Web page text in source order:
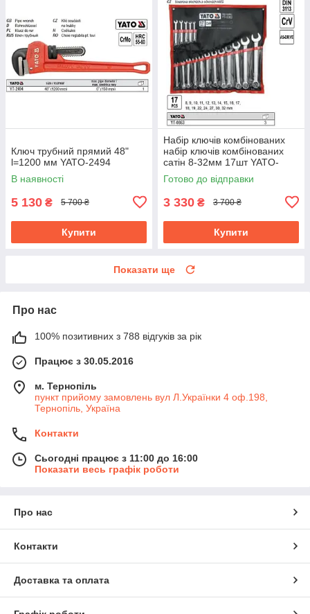
Ключ трубний прямий 48"
l=1200 мм YATO-2494
В наявності
5 130 ₴ 5 700 ₴
Купити
Набір ключів комбінованих
набір ключів комбінованих
сатін 8-32мм 17шт YATO-
0363
Готово до відправки
3 330 ₴ 3 700 ₴
Купити
Показати ще
Про нас
100% позитивних з 788 відгуків за рік
Працює з 30.05.2016
м. Тернопіль
пункт прийому замовлень вул Л.Українки 4 оф.198,
Тернопіль, Україна
Контакти
Сьогодні працює з 11:00 до 16:00
Показати весь графік роботи
Про нас
Контакти
Доставка та оплата